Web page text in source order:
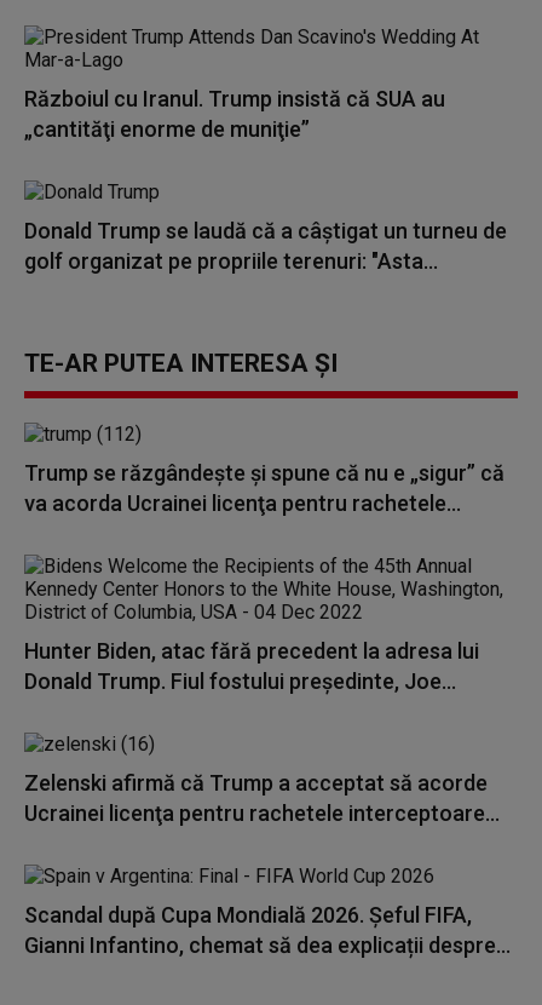
Războiul cu Iranul. Trump insistă că SUA au
„cantităţi enorme de muniţie”
Donald Trump se laudă că a câștigat un turneu de
golf organizat pe propriile terenuri: "Asta...
TE-AR PUTEA INTERESA ȘI
Trump se răzgândește și spune că nu e „sigur” că
va acorda Ucrainei licenţa pentru rachetele...
Hunter Biden, atac fără precedent la adresa lui
Donald Trump. Fiul fostului președinte, Joe...
Zelenski afirmă că Trump a acceptat să acorde
Ucrainei licenţa pentru rachetele interceptoare...
Scandal după Cupa Mondială 2026. Șeful FIFA,
Gianni Infantino, chemat să dea explicații despre...